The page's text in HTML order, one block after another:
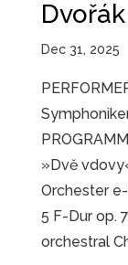
Dvořák
Dec 31, 2025
»Dvě
Orchester
5 F-Dur op.
orchestral